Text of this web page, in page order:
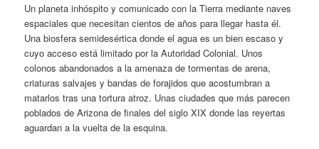
Un planeta inhóspito y comunicado con la Tierra mediante naves
espaciales que necesitan cientos de años para llegar hasta él.
Una biosfera semidesértica donde el agua es un bien escaso y
cuyo acceso está limitado por la Autoridad Colonial. Unos
colonos abandonados a la amenaza de tormentas de arena,
criaturas salvajes y bandas de forajidos que acostumbran a
matarlos tras una tortura atroz. Unas ciudades que más parecen
poblados de Arizona de finales del siglo XIX donde las reyertas
aguardan a la vuelta de la esquina.